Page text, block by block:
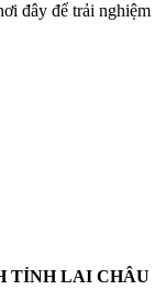
đây để trải nghiệm
TỈNH LAI CHÂU